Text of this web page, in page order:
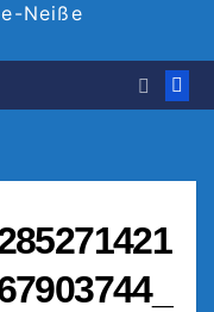
Neiße